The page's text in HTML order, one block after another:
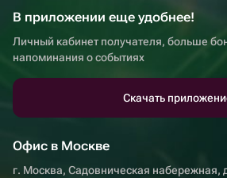
В приложении еще удобнее!
Личный кабинет получателя, больше
напоминания о событиях
Скачать
Офис в Москве
г. Москва, Садовническая набережная,